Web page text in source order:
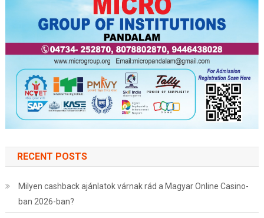
RECENT POSTS
Milyen cashback ajánlatok várnak rád a Magyar Online Casino-
ban 2026-ban?